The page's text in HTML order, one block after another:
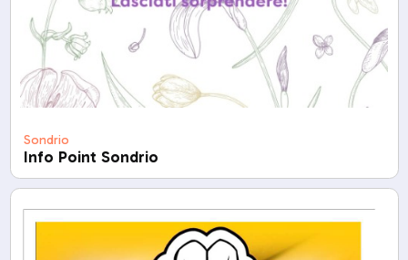
Sondrio
Info Point Sondrio